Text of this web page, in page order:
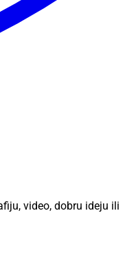
video, dobru ideju ili